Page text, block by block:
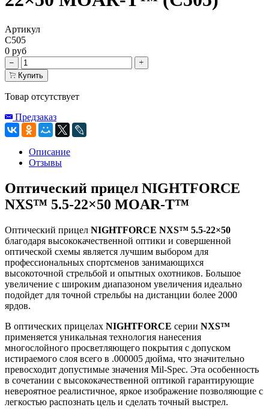
Артикул
C505
0 руб
Купить
Товар отсутствует
Предзаказ
Описание
Отзывы
Оптический прицел NIGHTFORCE
NXS™ 5.5-22×50 MOAR-T™
Оптический прицел NIGHTFORCE NXS™ 5.5-22×50
благодаря высококачественной оптики и совершенной
оптической схемы является лучшим выбором для
профессиональных спортсменов занимающихся
высокоточной стрельбой и опытных охотников. Большое
увеличение с широким диапазоном увеличения идеально
подойдет для точной стрельбы на дистанции более 2000
ярдов.
В оптических прицелах NIGHTFORCE серии NXS™
применяется уникальная технология нанесения
многослойного просветляющего покрытия с допуском
истираемого слоя всего в .000005 дюйма, что значительно
превосходит допустимые значения Mil-Spec. Эта особенность
в сочетании с высококачественной оптикой гарантирующие
невероятное реалистичное, яркое изображение позволяющие с
легкостью распознать цель и сделать точный выстрел.